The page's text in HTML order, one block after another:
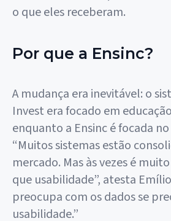
o que eles receberam.
Por que a Ensinc?
A mudança era inevitável: o
Invest era focado em
enquanto a Ensinc é focada
“Muitos sistemas estão
mercado. Mas às vezes é
que usabilidade”, atesta
preocupa com os dados se
usabilidade.”